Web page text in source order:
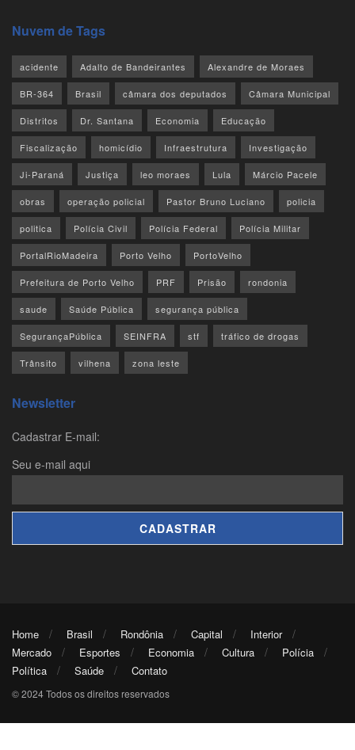
Nuvem de Tags
acidente Adalto de Bandeirantes Alexandre de Moraes
BR-364 Brasil câmara dos deputados Câmara Municipal
Distritos Dr. Santana Economia Educação
Fiscalização homicídio Infraestrutura Investigação
Ji-Paraná Justiça leo moraes Lula Márcio Pacele
obras operação policial Pastor Bruno Luciano policia
politica Polícia Civil Polícia Federal Polícia Militar
PortalRioMadeira Porto Velho PortoVelho
Prefeitura de Porto Velho PRF Prisão rondonia
saude Saúde Pública segurança pública
SegurançaPública SEINFRA stf tráfico de drogas
Trânsito vilhena zona leste
Newsletter
Cadastrar E-mail:
Seu e-mail aqui
Home Brasil Rondônia Capital
Interior
Mercado
Esportes Economia Cultura
Polícia
Política
Saúde Contato
© 2024 Todos os direitos reservados